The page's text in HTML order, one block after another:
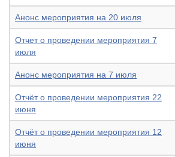
Анонс мероприятия на 20 июля
Отчет о проведении мероприятия 7
июля
Анонс мероприятия на 7 июля
Отчёт о проведении мероприятия 22
июня
Отчёт о проведении мероприятия 12
июня